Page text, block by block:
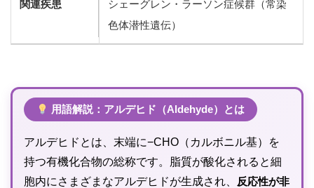
関連疾患
シェーグレン・ラーソン症候群（常染
色体潜性遺伝）
用語解説：アルデヒド（Aldehyde）とは
アルデヒドとは、末端に−CHO（カルボニル基）を
持つ有機化合物の総称です。脂質が酸化されると細
胞内にさまざまなアルデヒドが生成され、
反応性が非